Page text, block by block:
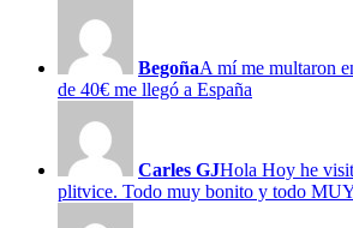
BegoñaA mí me multaron
de 40€ me llegó a España
Carles GJHola Hoy he
plitvice. Todo muy bonito y todo